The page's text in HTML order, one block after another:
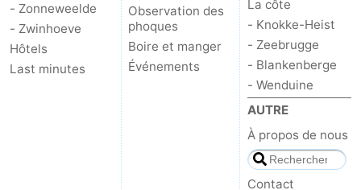
- Zonneweelde
- Zwinhoeve
Hôtels
Last minutes
Observation des
phoques
Boire et manger
Événements
La côte
- Knokke-Heist
- Zeebrugge
- Blankenberge
- Wenduine
AUTRE
À propos de nous
Contact